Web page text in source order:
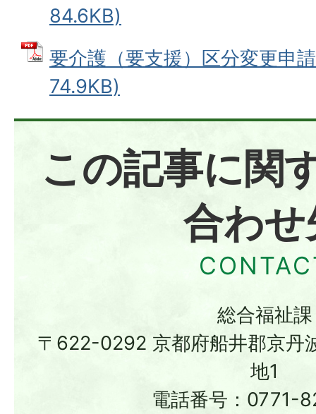
84.6KB)
要介護（要支援）区分変更申
74.9KB)
この記事に関
合わせ
総合福祉課
〒622-0292 京都府船井郡京丹
地1
電話番号：0771-